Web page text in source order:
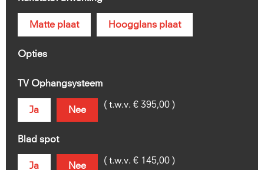
Matte plaat Hoogglans plaat
Opties
TV Ophangsysteem
Ja Nee
( t.w.v. € 395,00 )
Blad spot
Ja Nee
( t.w.v. € 145,00 )